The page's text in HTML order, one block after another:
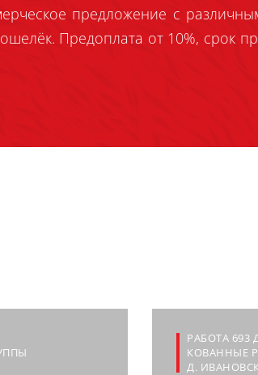
предложение с
Предоплата от 10%, срок
РАБОТА 693
КОВАННЫЕ
Д.